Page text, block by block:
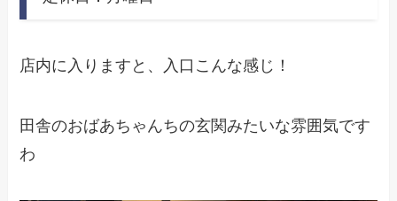
店内に入りますと、入口こんな感じ！
田舎のおばあちゃんちの玄関みたいな雰囲気です
わ